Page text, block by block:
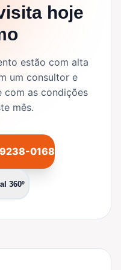
hoje
estão com alta
um consultor e
com as condições
mês.
0168
360º